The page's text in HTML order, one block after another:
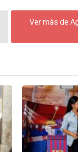
Ver más de